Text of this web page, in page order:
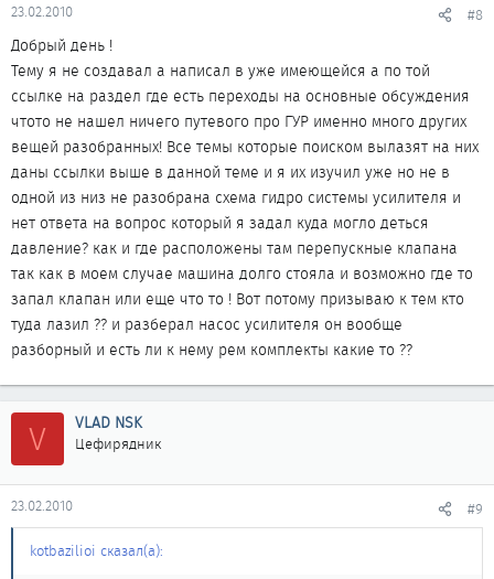
23.02.2010 #8
Добрый день !
Тему я не создавал а написал в уже имеющейся а по той
ссылке на раздел где есть переходы на основные обсуждения
чтото не нашел ничего путевого про ГУР именно много других
вещей разобранных! Все темы которые поиском вылазят на них
даны ссылки выше в данной теме и я их изучил уже но не в
одной из низ не разобрана схема гидро системы усилителя и
нет ответа на вопрос который я задал куда могло деться
давление? как и где расположены там перепускные клапана
так как в моем случае машина долго стояла и возможно где то
запал клапан или еще что то ! Вот потому призываю к тем кто
туда лазил ?? и разберал насос усилителя он вообще
разборный и есть ли к нему рем комплекты какие то ??
V VLAD NSK
Цефирядник
23.02.2010 #9
kotbazilioi сказал(а):